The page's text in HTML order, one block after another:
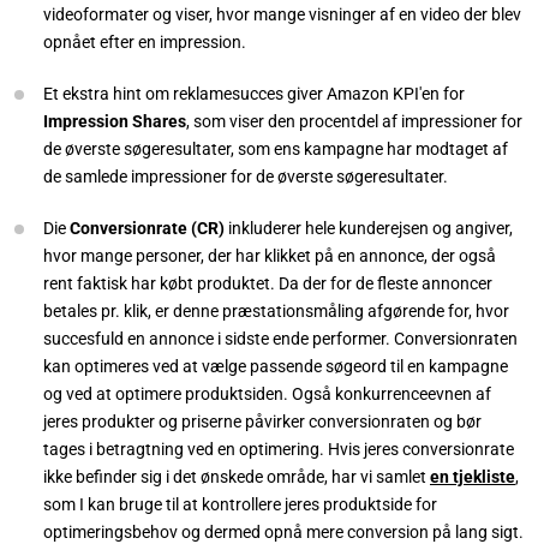
videoformater og viser, hvor mange visninger af en video der blev
opnået efter en impression.
Et ekstra hint om reklamesucces giver Amazon KPI'en for
Impression Shares, som viser den procentdel af impressioner for
de øverste søgeresultater, som ens kampagne har modtaget af
de samlede impressioner for de øverste søgeresultater.
DieConversionrate (CR) inkluderer hele kunderejsen og angiver,
hvor mange personer, der har klikket på en annonce, der også
rent faktisk har købt produktet. Da der for de fleste annoncer
betales pr. klik, er denne præstationsmåling afgørende for, hvor
succesfuld en annonce i sidste ende performer. Conversionraten
kan optimeres ved at vælge passende søgeord til en kampagne
og ved at optimere produktsiden. Også konkurrenceevnen af
jeres produkter og priserne påvirker conversionraten og bør
tages i betragtning ved en optimering. Hvis jeres conversionrate
ikke befinder sig i det ønskede område, har vi samlet en tjekliste,
som I kan bruge til at kontrollere jeres produktside for
optimeringsbehov og dermed opnå mere conversion på lang sigt.